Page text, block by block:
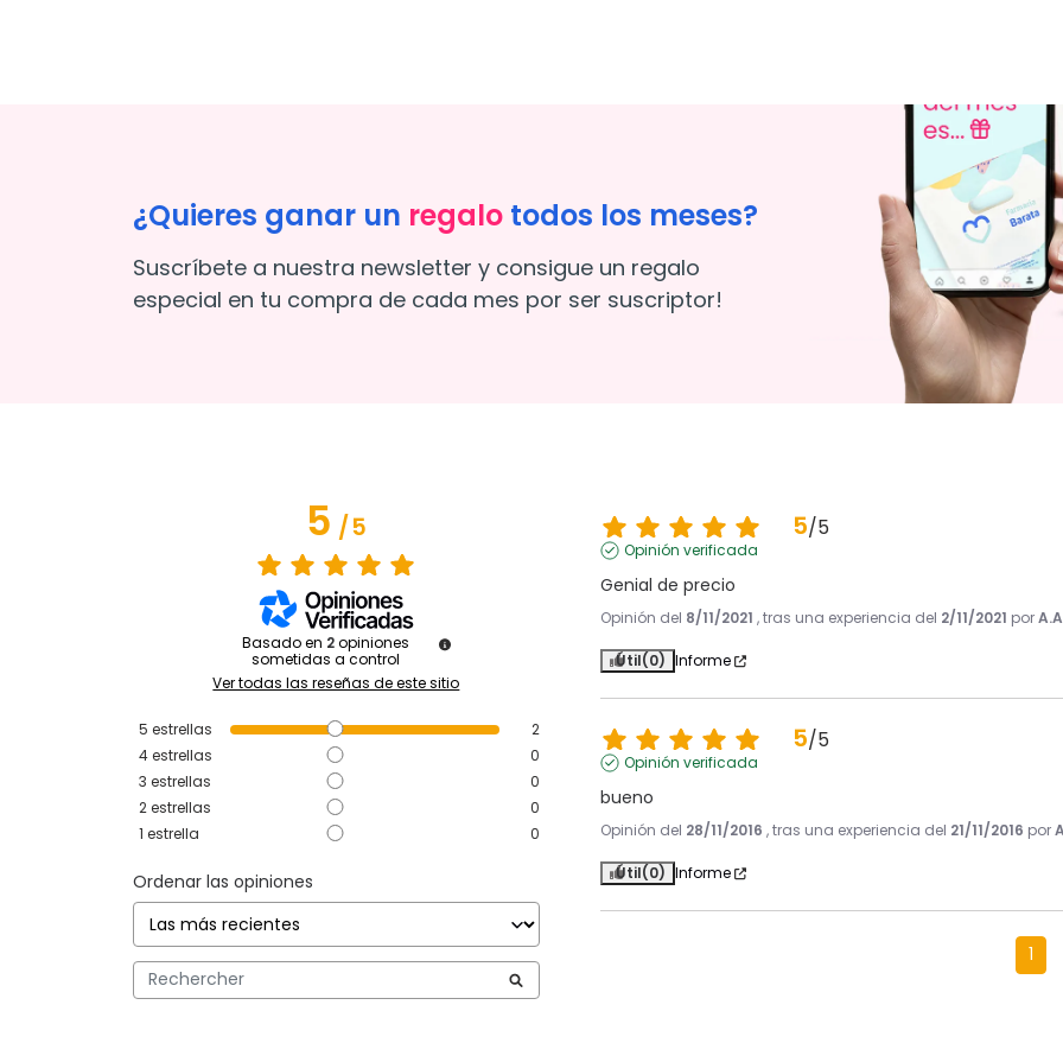
¿Quieres ganar un regalo todos los meses?
Suscríbete a nuestra newsletter y consigue un regalo
especial en tu compra de cada mes por ser suscriptor!
5/5
Basado en 2opiniones
sometidas a control
Ver todas las reseñas de este sitio
5 estrellas
2
4estrellas
0
3 estrellas
0
2estrellas
0
1 estrella 0
Ordenar las opiniones
5/5
Opinión verificada
Genial de precio
Opinión del 8/11/2021 , tras una experiencia del 2/11/2021 por
Útil(0) Informe
5/5
Opinión verificada
bueno
Opinión del 28/11/2016 , tras una experiencia del 21/11/2016 por
Útil(0) Informe
1